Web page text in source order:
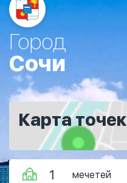
Город
Сочи
Карта точек
1 мечетей